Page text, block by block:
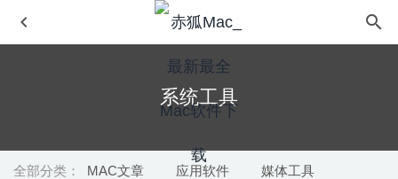
系统工具
全部分类： MAC文章 应用软件
媒体工具